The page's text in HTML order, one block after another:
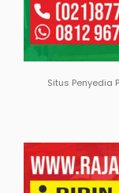
Situs Penyedia